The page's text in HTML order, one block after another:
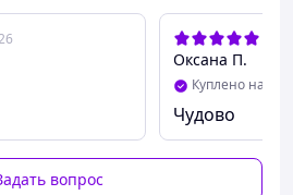
Оксана П.
Куплено на
Чудово
вопрос